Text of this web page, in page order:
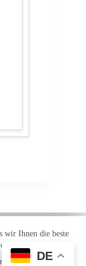
wir Ihnen die beste
Versandarten
DE